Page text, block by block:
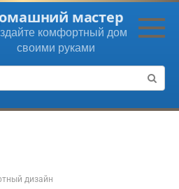
мастер
комфортный дом
своими руками
дизайн